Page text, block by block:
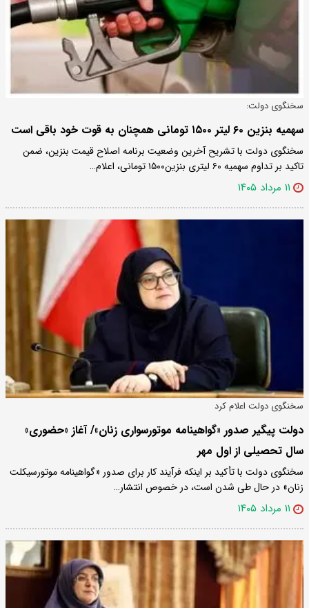
سخنگوی دولت:
سهمیه بنزین ۶۰ لیتر ۱۵۰۰ تومانی همچنان به قوت خود باقی است
سخنگوی دولت با تشریح آخرین وضعیت برنامه اصلاح قیمت بنزین، ضمن
تاکید بر تداوم سهمیه ۶۰ لیتری بنزین۱۵۰۰ تومانی، اعلام…
۱۱ مرداد ۱۴۰۵
سخنگوی دولت اعلام کرد
دولت پیگیر صدور «گواهینامه موتورسواری زنان»/ آغاز «حضوری»
سال تحصیلی از اول مهر
سخنگوی دولت با تأکید بر اینکه فرآیند کار برای صدور «گواهینامه موتورسیکلت
زنان» در حال طی شدن است، در خصوص انتشار…
۱۱ مرداد ۱۴۰۵